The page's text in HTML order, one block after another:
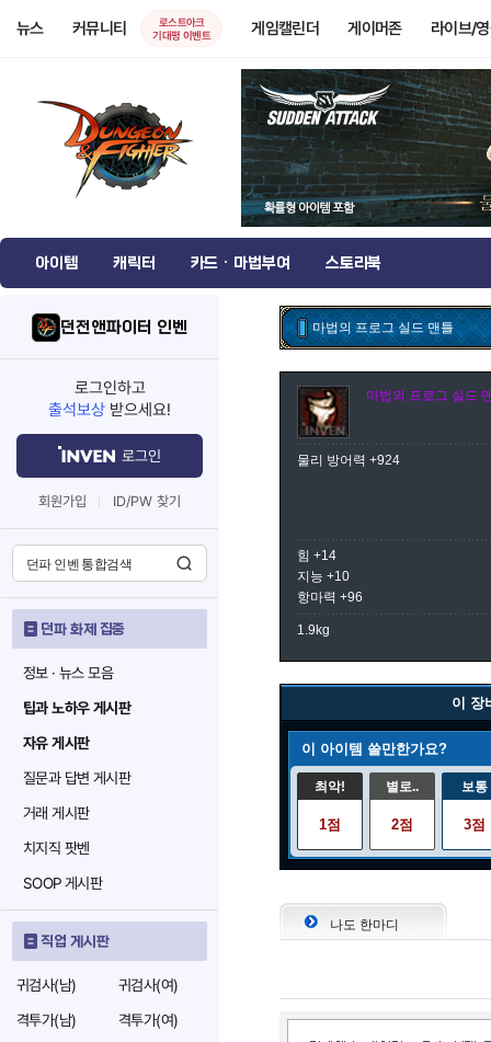
뉴스 커뮤니티
로스트아크
기대평 이벤트
게임캘린더 게이머존 라이브/
아이템 캐릭터 카드 · 마법부여 스토리북
던전앤파이터 인벤
로그인하고
출석보상 받으세요!
로그인
회원가입 ID/PW 찾기
던파 화제 집중
정보 · 뉴스 모음
팁과 노하우 게시판
자유 게시판
질문과 답변 게시판
거래 게시판
치지직 팟벤
SOOP 게시판
직업 게시판
귀검사(남)
귀검사(여)
격투가(남)
격투가(여)
마법의 프로그 실드 맨틀
마법의 프로그 실드
물리 방어력 +924
힘 +14
지능 +10
항마력 +96
1.9kg
이 장
이 아이템 쓸만한가요?
최악!
1점
별로..
2점
보통
3점
나도 한마디